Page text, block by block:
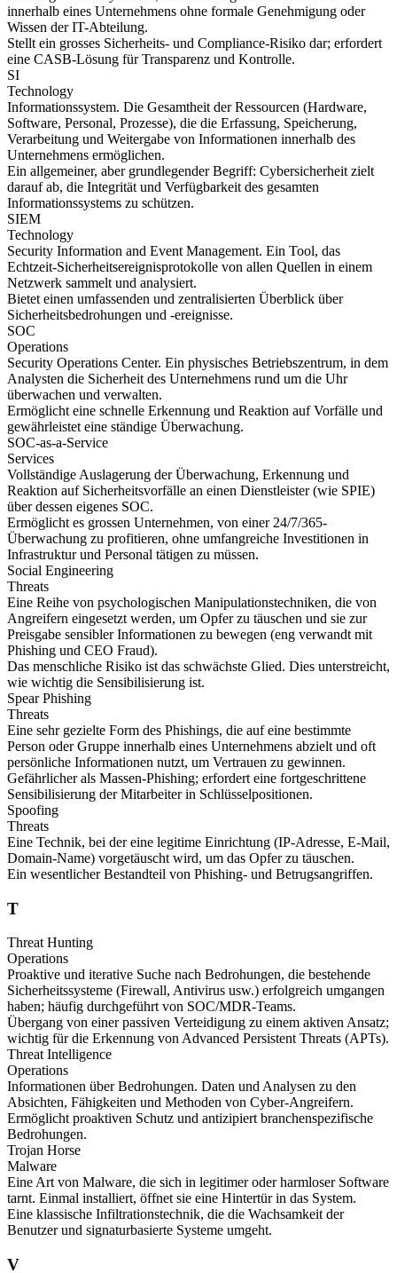
innerhalb eines Unternehmens ohne formale Genehmigung oder
Wissen der IT-Abteilung.
Stellt ein grosses Sicherheits- und Compliance-Risiko dar; erfordert
eine CASB-Lösung für Transparenz und Kontrolle.
SI
Technology
Informationssystem. Die Gesamtheit der Ressourcen (Hardware,
Software, Personal, Prozesse), die die Erfassung, Speicherung,
Verarbeitung und Weitergabe von Informationen innerhalb des
Unternehmens ermöglichen.
Ein allgemeiner, aber grundlegender Begriff: Cybersicherheit zielt
darauf ab, die Integrität und Verfügbarkeit des gesamten
Informationssystems zu schützen.
SIEM
Technology
Security Information and Event Management. Ein Tool, das
Echtzeit-Sicherheitsereignisprotokolle von allen Quellen in einem
Netzwerk sammelt und analysiert.
Bietet einen umfassenden und zentralisierten Überblick über
Sicherheitsbedrohungen und -ereignisse.
SOC
Operations
Security Operations Center. Ein physisches Betriebszentrum, in dem
Analysten die Sicherheit des Unternehmens rund um die Uhr
überwachen und verwalten.
Ermöglicht eine schnelle Erkennung und Reaktion auf Vorfälle und
gewährleistet eine ständige Überwachung.
SOC-as-a-Service
Services
Vollständige Auslagerung der Überwachung, Erkennung und
Reaktion auf Sicherheitsvorfälle an einen Dienstleister (wie SPIE)
über dessen eigenes SOC.
Ermöglicht es grossen Unternehmen, von einer 24/7/365-
Überwachung zu profitieren, ohne umfangreiche Investitionen in
Infrastruktur und Personal tätigen zu müssen.
Social Engineering
Threats
Eine Reihe von psychologischen Manipulationstechniken, die von
Angreifern eingesetzt werden, um Opfer zu täuschen und sie zur
Preisgabe sensibler Informationen zu bewegen (eng verwandt mit
Phishing und CEO Fraud).
Das menschliche Risiko ist das schwächste Glied. Dies unterstreicht,
wie wichtig die Sensibilisierung ist.
Spear Phishing
Threats
Eine sehr gezielte Form des Phishings, die auf eine bestimmte
Person oder Gruppe innerhalb eines Unternehmens abzielt und oft
persönliche Informationen nutzt, um Vertrauen zu gewinnen.
Gefährlicher als Massen-Phishing; erfordert eine fortgeschrittene
Sensibilisierung der Mitarbeiter in Schlüsselpositionen.
Spoofing
Threats
Eine Technik, bei der eine legitime Einrichtung (IP-Adresse, E-Mail,
Domain-Name) vorgetäuscht wird, um das Opfer zu täuschen.
Ein wesentlicher Bestandteil von Phishing- und Betrugsangriffen.
T
Threat Hunting
Operations
Proaktive und iterative Suche nach Bedrohungen, die bestehende
Sicherheitssysteme (Firewall, Antivirus usw.) erfolgreich umgangen
haben; häufig durchgeführt von SOC/MDR-Teams.
Übergang von einer passiven Verteidigung zu einem aktiven Ansatz;
wichtig für die Erkennung von Advanced Persistent Threats (APTs).
Threat Intelligence
Operations
Informationen über Bedrohungen. Daten und Analysen zu den
Absichten, Fähigkeiten und Methoden von Cyber-Angreifern.
Ermöglicht proaktiven Schutz und antizipiert branchenspezifische
Bedrohungen.
Trojan Horse
Malware
Eine Art von Malware, die sich in legitimer oder harmloser Software
tarnt. Einmal installiert, öffnet sie eine Hintertür in das System.
Eine klassische Infiltrationstechnik, die die Wachsamkeit der
Benutzer und signaturbasierte Systeme umgeht.
V